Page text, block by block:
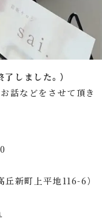
しました。）
話などをさせて頂き
丘新町上平地116-6）